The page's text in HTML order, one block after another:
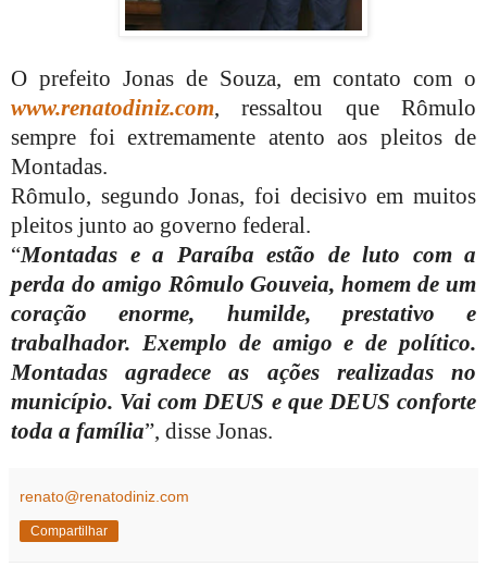
O prefeito Jonas de Souza, em contato com o
www.renatodiniz.com, ressaltou que Rômulo
sempre foi extremamente atento aos pleitos de
Montadas.
Rômulo, segundo Jonas, foi decisivo em muitos
pleitos junto ao governo federal.
“Montadas e a Paraíba estão de luto com a
perda do amigo Rômulo Gouveia, homem de um
coração enorme, humilde, prestativo e
trabalhador. Exemplo de amigo e de político.
Montadas agradece as ações realizadas no
município. Vai com DEUS e que DEUS conforte
toda a família”, disse Jonas.
renato@renatodiniz.com
Compartilhar